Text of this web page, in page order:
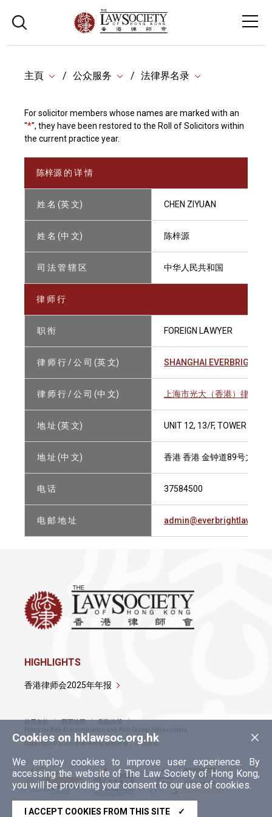
主頁 公众服务 法律界名录
For solicitor members whose names are marked with an
"*", they have been restored to the Roll of Solicitors within
the current practice year.
陈梓源 的 详 情
姓 名 (英 文) CHEN ZIYUAN
姓 名 (中 文) 陈梓源
司 法 管 辖 区 中华人民共和国
律 师 行
职 衔 FOREIGN LAWYER
律 师 行 / 公 司 (英 文) SHANGHAI EVERBRIGHT
律 师 行 / 公 司 (中 文) 上海市光大（香港）律师事
地 址 (英 文) UNIT 12, 13/F, TOWER ONE,
地 址 (中 文) 香港 香港 金钟道89号力宝
电 话 37584500
电 邮 地 址 admin@everbrightlaw.com
×
Cookies on hklawsoc.org.hk
We employ cookies to improve user experience. By
accessing the website of The Law Society of Hong Kong,
you will be providing your consent to our use of cookies.
I ACCEPT COOKIES FROM THIS SITE ✓
HIGHLIGHTS
香港律师会2025年年报
使用条款 网页地图
私隐政策
Policy on Anti-Discrimination and Anti-Sexual Harassment
Copyright © 2026 香港律师会版权所有，不得转载